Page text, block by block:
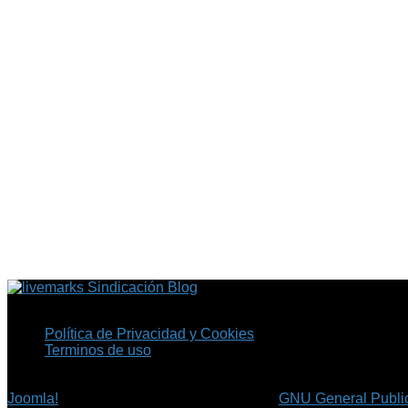
Sindicación Blog
Política de Privacidad y Cookies
Terminos de uso
Joomla!
GNU General